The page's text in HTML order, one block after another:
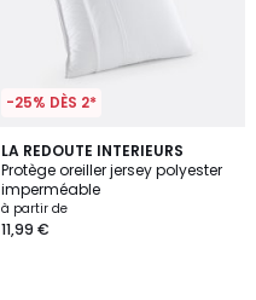
-25% DÈS 2*
LA REDOUTE INTERIEURS
Protège oreiller jersey polyester
imperméable
à partir de
11,99 €
4,4
/ 5